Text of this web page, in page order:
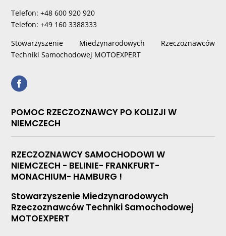
Telefon: +48 600 920 920
Telefon: +49 160 3388333
Stowarzyszenie Miedzynarodowych Rzeczoznawców
Techniki Samochodowej MOTOEXPERT
POMOC RZECZOZNAWCY PO KOLIZJI W
NIEMCZECH
RZECZOZNAWCY SAMOCHODOWI W
NIEMCZECH - BELINIE- FRANKFURT-
MONACHIUM- HAMBURG !
Stowarzyszenie Miedzynarodowych
Rzeczoznawców Techniki Samochodowej
MOTOEXPERT